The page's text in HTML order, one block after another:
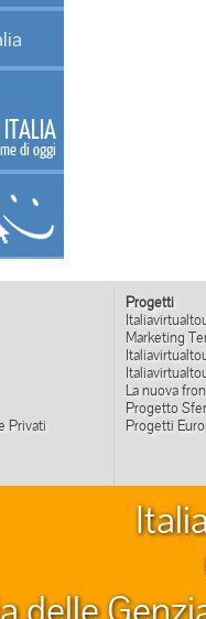
ITALIA
di oggi
Privati
Progetti
Marketing
La nuova
Progetto
Progetti
delle